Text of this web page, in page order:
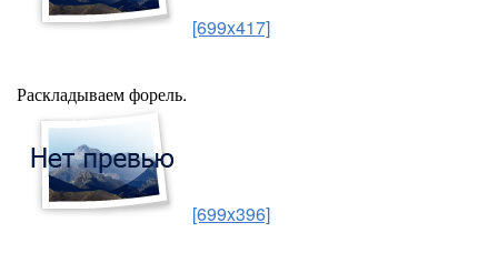
[699x417]
Раскладываем форель.
[699x396]